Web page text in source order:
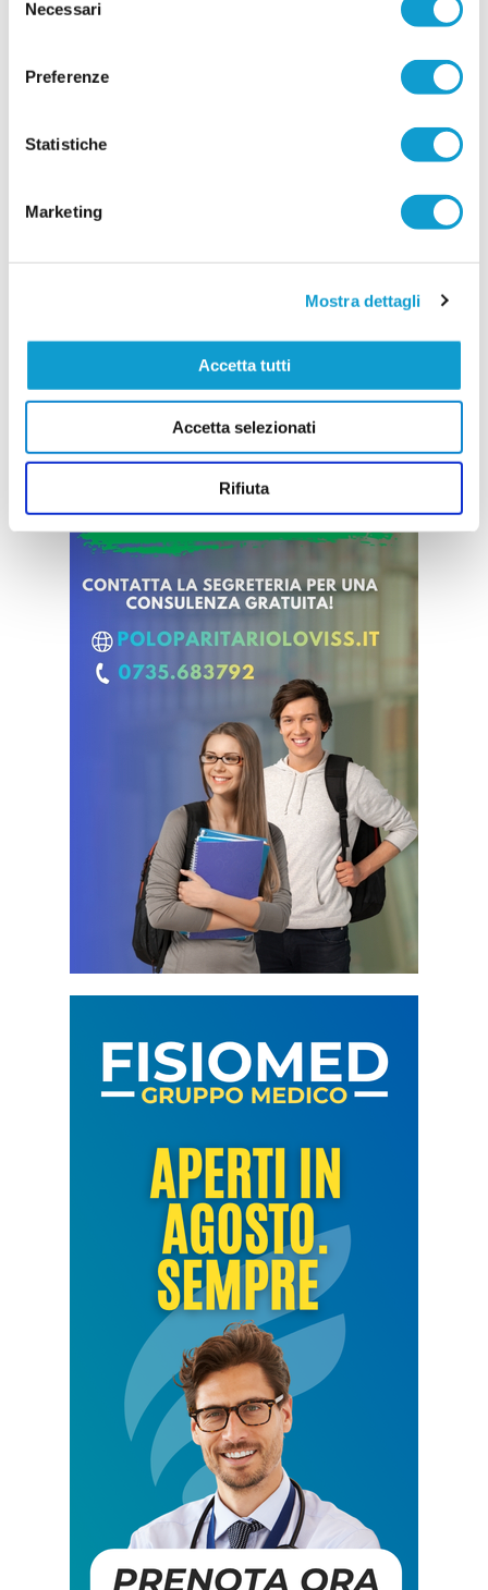
delNecessari
Preferenze
Statistiche
Marketing
Mostra dettagli
Accetta tutti
Accetta selezionati
Rifiuta
Tr...leggi
CUPRENSE. Definito lo staff tecnico per la
Prende ufficialmente il via la stagione 2026/2027,
con la società della Cuprense che ha svelato i
campionato. A ricoprire il ruolo di allenatore sarà